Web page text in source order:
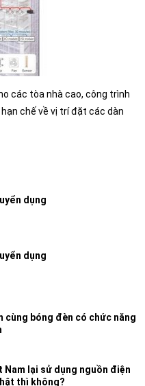
các tòa nhà cao, công trình
chế về vị trí đặt các dàn
dụng
dụng
cùng bóng đèn có chức năng
Nam lại sử dụng nguồn điện
thì không?